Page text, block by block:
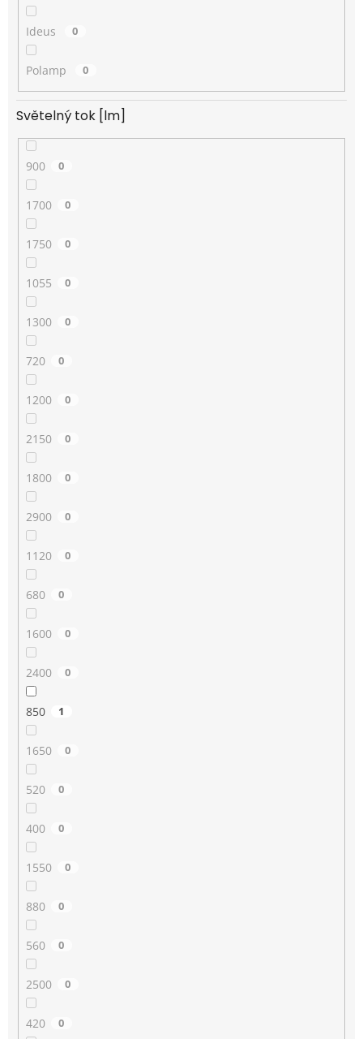
Ideus 0
Polamp 0
Světelný tok [lm]
900 0
1700 0
1750 0
1055 0
1300 0
720 0
1200 0
2150 0
1800 0
2900 0
1120 0
680 0
1600 0
2400 0
850 1
1650 0
520 0
400 0
1550 0
880 0
560 0
2500 0
420 0